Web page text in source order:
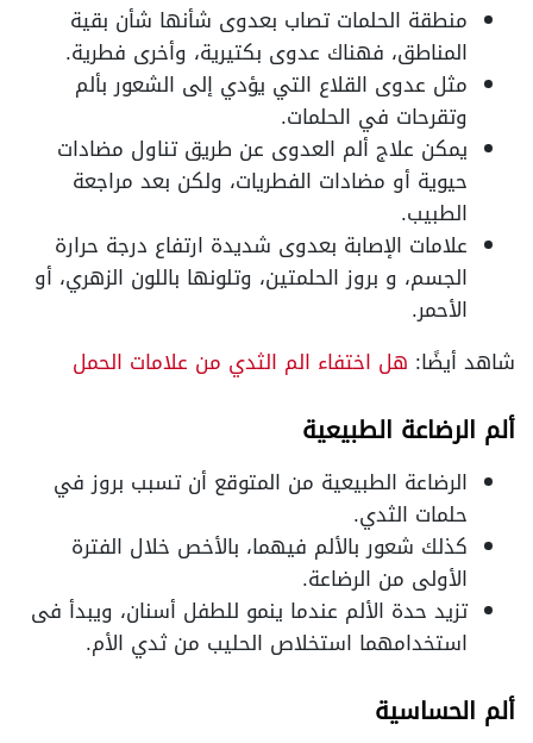
منطقة الحلمات تصاب بعدوى شأنها شأن بقية
المناطق، فهناك عدوى بكتيرية، وأخرى فطرية.
مثل عدوى القلاع التي يؤدي إلى الشعور بألم
وتقرحات في الحلمات.
يمكن علاج ألم العدوى عن طريق تناول مضادات
حيوية أو مضادات الفطريات، ولكن بعد مراجعة
الطبيب.
علامات الإصابة بعدوى شديدة ارتفاع درجة حرارة
الجسم، و بروز الحلمتين، وتلونها باللون الزهري، أو
الأحمر.
شاهد أيضًا: هل اختفاء الم الثدي من علامات الحمل
ألم الرضاعة الطبيعية
الرضاعة الطبيعية من المتوقع أن تسبب بروز في
حلمات الثدي.
كذلك شعور بالألم فيهما، بالأخص خلال الفترة
الأولى من الرضاعة.
تزيد حدة الألم عندما ينمو للطفل أسنان، ويبدأ فى
استخدامهما استخلاص الحليب من ثدي الأم.
ألم الحساسية